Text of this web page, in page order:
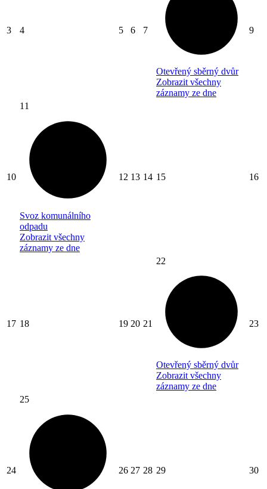
3 4 5 6 7
Otevřený sběrný dvůr
Zobrazit všechny
záznamy ze dne
9
10
11
Svoz komunálního
odpadu
Zobrazit všechny
záznamy ze dne
12 13 14 15 16
17 18 19 20 21
22
Otevřený sběrný dvůr
Zobrazit všechny
záznamy ze dne
23
24
25
26 27 28 29 30